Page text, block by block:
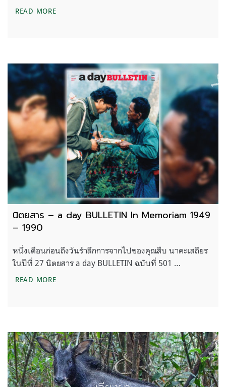
READ MOREสติ๊กเกอร์ไลน์ สืบ นาคะเสถียร
นิตยสาร – a day BULLETIN In Memoriam 1949
– 1990
หนึ่งเดือนก่อนถึงวันรำลึกการจากไปของคุณสืบ นาคะเสถียร
ในปีที่ 27 นิตยสาร a day BULLETIN ฉบับที่ 501 …
READ MOREนิตยสาร – A DAY BULLETIN IN MEMORIAM 1949